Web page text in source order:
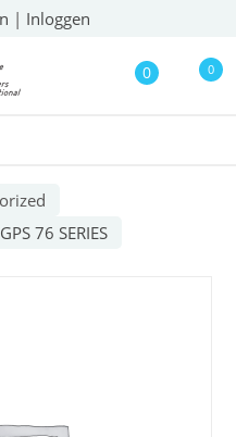
| Inloggen
0 0
76 SERIES